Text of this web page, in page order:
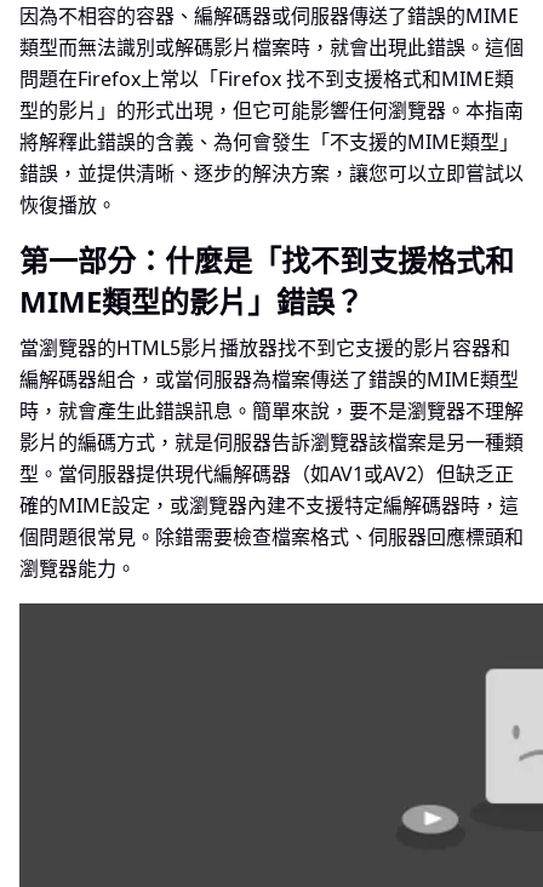
因為不相容的容器、編解碼器或伺服器傳送了錯誤的MIME
類型而無法識別或解碼影片檔案時，就會出現此錯誤。這個
問題在Firefox上常以「Firefox 找不到支援格式和MIME類
型的影片」的形式出現，但它可能影響任何瀏覽器。本指南
將解釋此錯誤的含義、為何會發生「不支援的MIME類型」
錯誤，並提供清晰、逐步的解決方案，讓您可以立即嘗試以
恢復播放。
第一部分：什麼是「找不到支援格式和
MIME類型的影片」錯誤？
當瀏覽器的HTML5影片播放器找不到它支援的影片容器和
編解碼器組合，或當伺服器為檔案傳送了錯誤的MIME類型
時，就會產生此錯誤訊息。簡單來說，要不是瀏覽器不理解
影片的編碼方式，就是伺服器告訴瀏覽器該檔案是另一種類
型。當伺服器提供現代編解碼器（如AV1或AV2）但缺乏正
確的MIME設定，或瀏覽器內建不支援特定編解碼器時，這
個問題很常見。除錯需要檢查檔案格式、伺服器回應標頭和
瀏覽器能力。